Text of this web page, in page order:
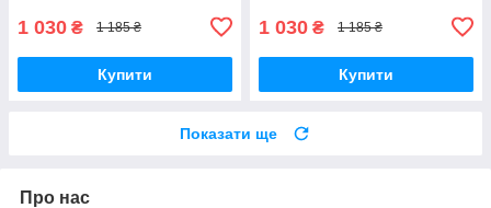
1 030 ₴ 1 185 ₴
Купити
1 030 ₴ 1 185 ₴
Купити
Показати ще
Про нас